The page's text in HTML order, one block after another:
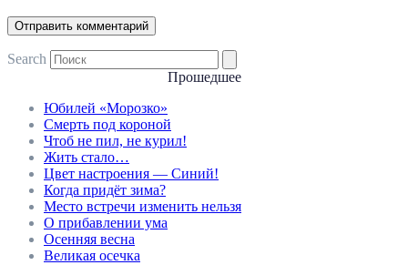
Search
Прошедшее
Юбилей «Морозко»
Смерть под короной
Чтоб не пил, не курил!
Жить стало…
Цвет настроения — Синий!
Когда придёт зима?
Место встречи изменить нельзя
О прибавлении ума
Осенняя весна
Великая осечка